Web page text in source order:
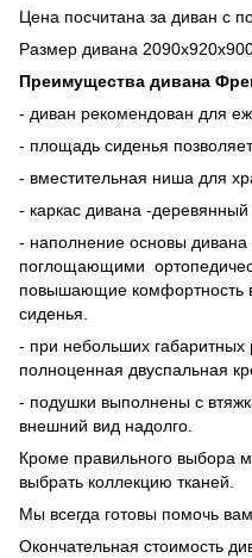
Цена посчитана за диван с
Размер дивана
Преимущества дивана
- диван рекомендован для
- площадь сиденья
- вместительная ниша для
- каркас дивана -деревянный
- наполнение основы
поглощающими
повышающие комфортность
сиденья.
- при небольших габаритных
полноценная двуспальная
- подушки выполнены с
внешний вид надолго.
Кроме правильного выбора
выбрать коллекцию тканей.
Мы всегда готовы помочь вам
Окончательная стоимость